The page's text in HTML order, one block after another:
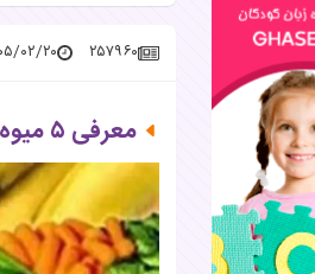
۲۵۷۹۶۰ ۱۴۰۵/۰۲/۲۰
معرفی ۵ میوه‌ مفید برای سلامت روده